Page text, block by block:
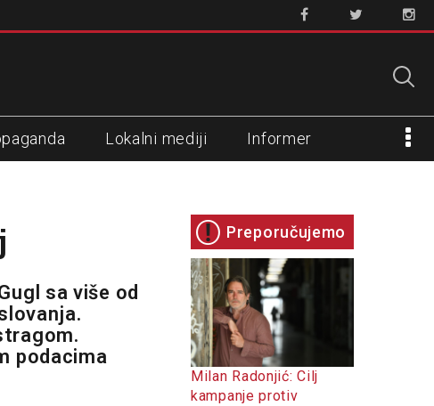
Lokalni mediji Informer
sa više od
podacima
Preporučujemo
Milan Radonjić: Cilj
kampanje protiv